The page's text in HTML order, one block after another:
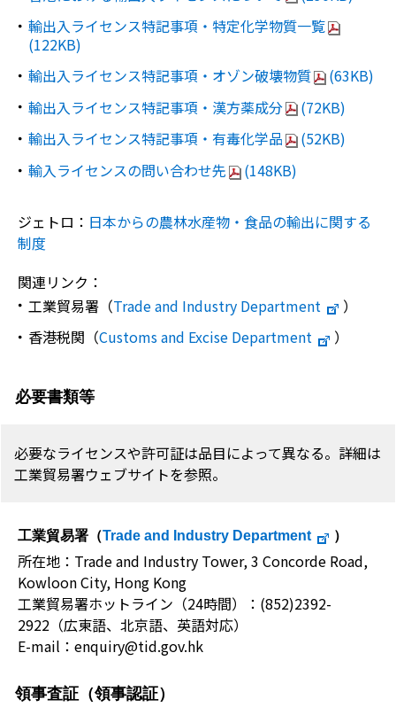
輸出入ライセンス特記事項・特定化学物質一覧
(122KB)
輸出入ライセンス特記事項・オゾン破壊物質
(63KB)
輸出入ライセンス特記事項・漢方薬成分
(72KB)
輸出入ライセンス特記事項・有毒化学品
(52KB)
輸入ライセンスの問い合わせ先
(148KB)
ジェトロ： 日本からの農林水産物・食品の輸出に関する
制度
関連リンク：
工業貿易署（Trade and Industry Department
）
香港税関（Customs and Excise Department ）
必要書類等
必要なライセンスや許可証は品目によって異なる。詳細は
工業貿易署ウェブサイトを参照。
工業貿易署（Trade and Industry Department ）
所在地：Trade and Industry Tower, 3 Concorde Road,
Kowloon City, Hong Kong
工業貿易署ホットライン（24時間）：(852)2392-
2922（広東語、北京語、英語対応）
E-mail：enquiry@tid.gov.hk
領事査証（領事認証）